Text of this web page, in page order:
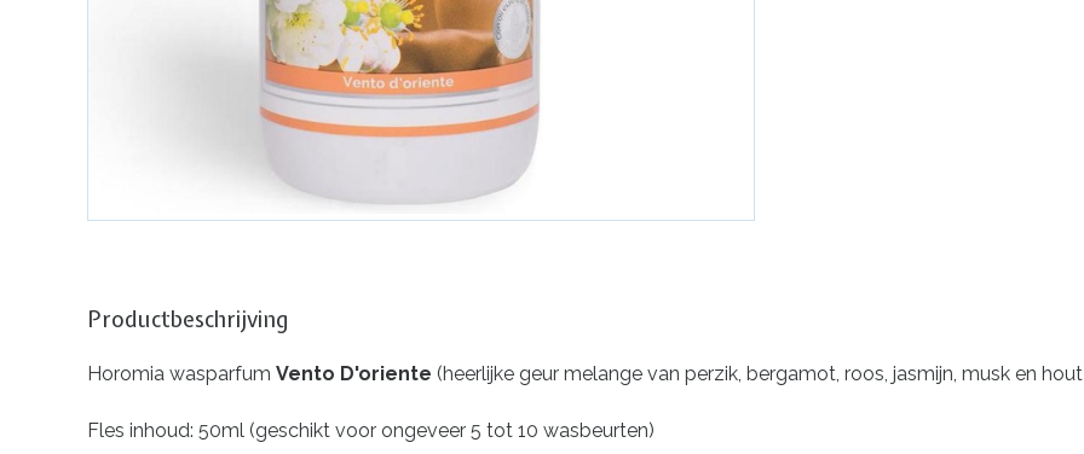
Productbeschrijving
Horomia wasparfum Vento D'oriente (heerlijke geur melange van perzik, bergamot, roos, jasmijn, musk en
Fles inhoud: 50ml (geschikt voor ongeveer 5 tot 10 wasbeurten)